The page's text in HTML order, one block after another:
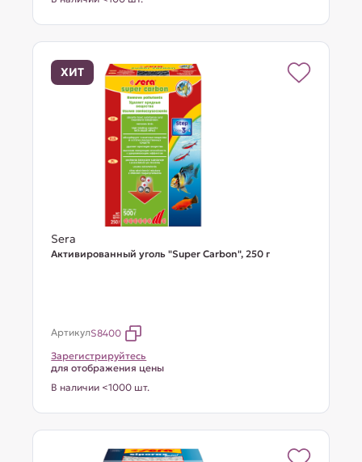
ХИТ
Sera
Активированный уголь "Super Carbon", 250 г
АртикулS8400
Зарегистрируйтесь
для отображения цены
В наличии <1000 шт.